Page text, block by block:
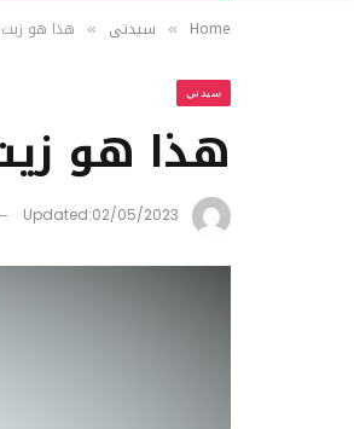
Home
» سيدتي » هذا هو
سيدتي
هذا هو
Updated:02/05/2023